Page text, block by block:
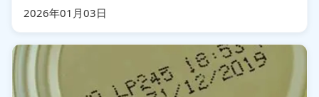
2026年01月03日